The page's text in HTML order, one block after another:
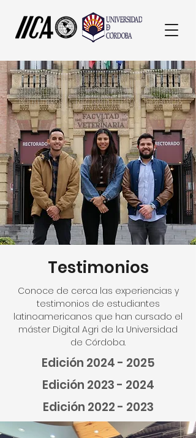
Testimonios
Conoce de cerca las experiencias y
testimonios de estudiantes
latinoamericanos que han cursado el
máster Digital Agri de la Universidad
de Córdoba.
Edición 2024 - 2025
Edición 2023 - 2024
Edición 2022 - 2023